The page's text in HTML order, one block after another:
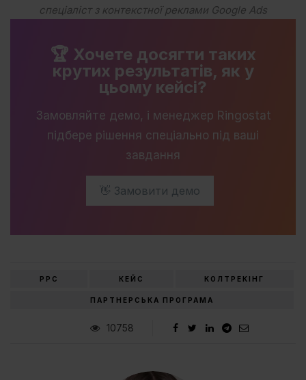
спеціаліст з контекстної реклами Google Ads
🏆 Хочете досягти таких
крутих результатів, як у
цьому кейсі?
Замовляйте демо, і менеджер Ringostat
підбере рішення спеціально під ваші
завдання
👋 Замовити демо
PPC КЕЙС КОЛТРЕКІНГ
ПАРТНЕРСЬКА ПРОГРАМА
10758